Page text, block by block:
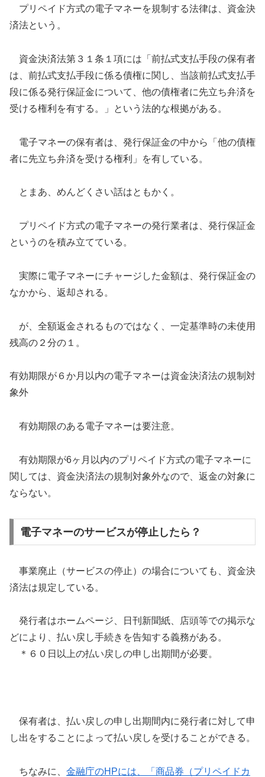
プリペイド方式の電子マネーを規制する法律は、資金決
済法という。
資金決済法第３１条１項には「前払式支払手段の保有者
は、前払式支払手段に係る債権に関し、当該前払式支払手
段に係る発行保証金について、他の債権者に先立ち弁済を
受ける権利を有する。」という法的な根拠がある。
電子マネーの保有者は、発行保証金の中から「他の債権
者に先立ち弁済を受ける権利」を有している。
とまあ、めんどくさい話はともかく。
プリペイド方式の電子マネーの発行業者は、発行保証金
というのを積み立てている。
実際に電子マネーにチャージした金額は、発行保証金の
なかから、返却される。
が、全額返金されるものではなく、一定基準時の未使用
残高の２分の１。
有効期限が６か月以内の電子マネーは資金決済法の規制対
象外
有効期限のある電子マネーは要注意。
有効期限が6ヶ月以内のプリペイド方式の電子マネーに
関しては、資金決済法の規制対象外なので、返金の対象に
ならない。
電子マネーのサービスが停止したら？
事業廃止（サービスの停止）の場合についても、資金決
済法は規定している。
発行者はホームページ、日刊新聞紙、店頭等での掲示な
どにより、払い戻し手続きを告知する義務がある。
＊６０日以上の払い戻しの申し出期間が必要。
保有者は、払い戻しの申し出期間内に発行者に対して申
し出をすることによって払い戻しを受けることができる。
ちなみに、 金融庁のHPには、「商品券（プリペイドカ